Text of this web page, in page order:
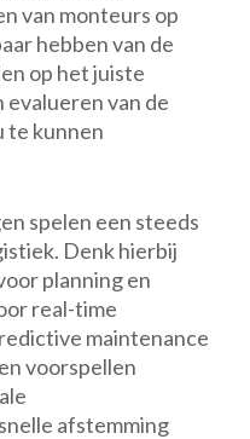
van monteurs op
hebben van de
op het juiste
van de
te kunnen
spelen een steeds
Denk hierbij
planning en
real-time
maintenance
voorspellen
afstemming